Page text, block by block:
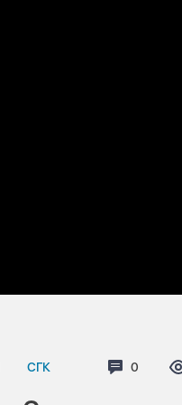
СГК 0